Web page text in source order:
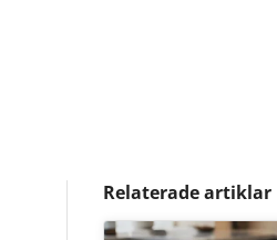
Relaterade artiklar